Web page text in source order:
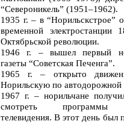
“Североникель” (1951–1962).
1935 г. – в “Норильскстрое”
временной электростанции
Октябрьской революции.
1946 г. – вышел первый
газеты “Советская Печенга”.
1965 г. – открыто
Норильскую по автодорожной
1967 г. – норильчане
смотреть программы
телевидения. В этот день был